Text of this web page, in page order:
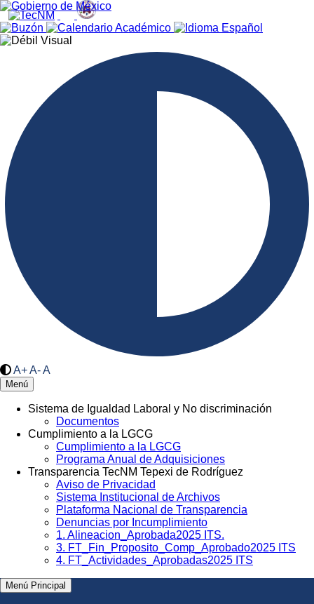
A+A-A
Menú
Sistema de Igualdad Laboral y No discriminación
Documentos
Cumplimiento a la LGCG
Cumplimiento a la LGCG
Programa Anual de Adquisiciones
Transparencia TecNM Tepexi de Rodríguez
Aviso de Privacidad
Sistema Institucional de Archivos
Plataforma Nacional de Transparencia
Denuncias por Incumplimiento
1. Alineacion_Aprobada2025 ITS.
3. FT_Fin_Proposito_Comp_Aprobado2025 ITS
4. FT_Actividades_Aprobadas2025 ITS
Menú Principal